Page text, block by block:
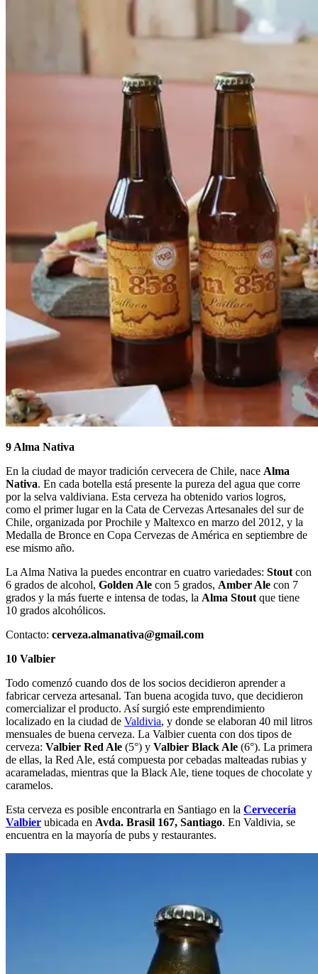
9 Alma Nativa
En la ciudad de mayor tradición cervecera de Chile, nace Alma
Nativa. En cada botella está presente la pureza del agua que corre
por la selva valdiviana. Esta cerveza ha obtenido varios logros,
como el primer lugar en la Cata de Cervezas Artesanales del sur de
Chile, organizada por Prochile y Maltexco en marzo del 2012, y la
Medalla de Bronce en Copa Cervezas de América en septiembre de
ese mismo año.
La Alma Nativa la puedes encontrar en cuatro variedades: Stout con
6 grados de alcohol, Golden Ale con 5 grados, Amber Ale con 7
grados y la más fuerte e intensa de todas, la Alma Stout que tiene
10 grados alcohólicos.
Contacto: cerveza.almanativa@gmail.com
10 Valbier
Todo comenzó cuando dos de los socios decidieron aprender a
fabricar cerveza artesanal. Tan buena acogida tuvo, que decidieron
comercializar el producto. Así surgió este emprendimiento
localizado en la ciudad de Valdivia, y donde se elaboran 40 mil litros
mensuales de buena cerveza. La Valbier cuenta con dos tipos de
cerveza: Valbier Red Ale (5°) y Valbier Black Ale (6°). La primera
de ellas, la Red Ale, está compuesta por cebadas malteadas rubias y
acarameladas, mientras que la Black Ale, tiene toques de chocolate y
caramelos.
Esta cerveza es posible encontrarla en Santiago en la Cervecería
Valbier ubicada en Avda. Brasil 167, Santiago. En Valdivia, se
encuentra en la mayoría de pubs y restaurantes.